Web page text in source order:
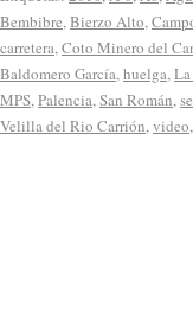
Bembibre,Bierzo Alto,
carretera,Coto Minero del
Baldomero García,huelga,
MPS,Palencia,San Román,
Velilla del Rio Carrión,video,